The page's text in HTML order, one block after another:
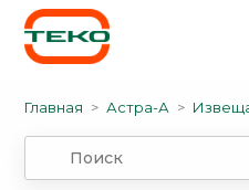
Главная Астра-А